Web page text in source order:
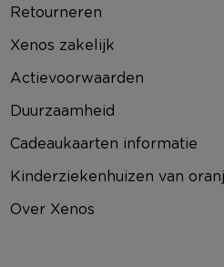
Retourneren
Xenos zakelijk
Actievoorwaarden
Duurzaamheid
Cadeaukaarten informatie
Kinderziekenhuizen van
Over Xenos